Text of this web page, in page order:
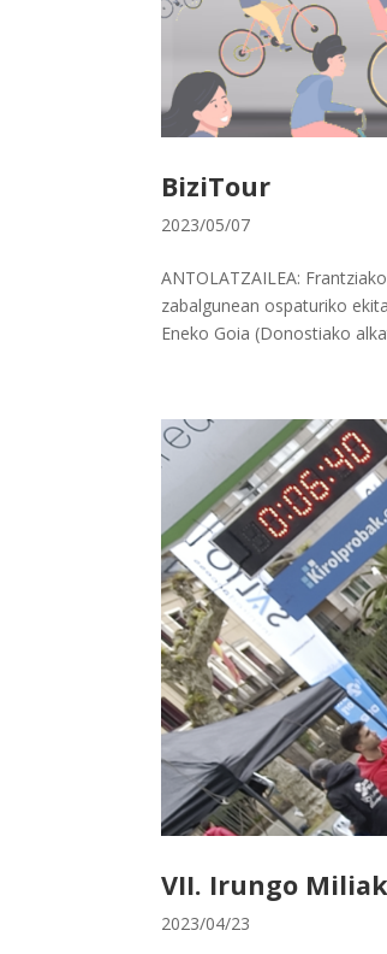
BiziTour
2023/05/07
ANTOLATZAILEA:
zabalgunean ospaturiko
Eneko Goia (Donostiako
VII. Irungo
2023/04/23